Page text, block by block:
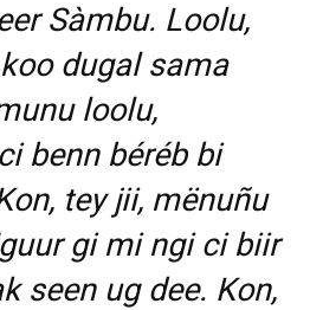
Sàmbu. Loolu,
dugal sama
loolu,
benn béréb bi
tey jii, mënuñu
gi mi ngi ci biir
seen ug dee. Kon,